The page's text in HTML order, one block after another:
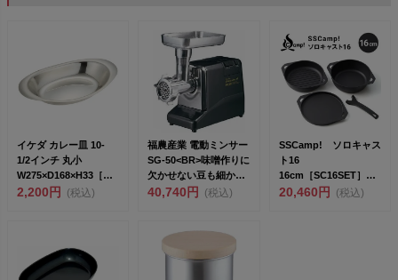
イケダ カレー皿 10-
1/2インチ 丸小
W275×D168×H33［NK
L08...
2,200円 (税込)
福農産業 電動ミンサー
SG-50<BR>味噌作りに
欠かせない豆も細か
く...
40,740円 (税込)
SSCamp! ソロキャス
ト16
16cm［SC16SET］
<br>鋳物...
20,460円 (税込)